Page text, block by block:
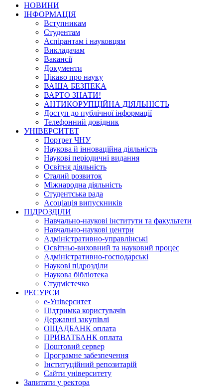
НОВИНИ
ІНФОРМАЦІЯ
Вступникам
Студентам
Аспірантам і науковцям
Викладачам
Вакансії
Документи
Цікаво про науку
ВАША БЕЗПЕКА
ВАРТО ЗНАТИ!
АНТИКОРУПЦІЙНА ДІЯЛЬНІСТЬ
Доступ до публічної інформації
Телефонний довідник
УНІВЕРСИТЕТ
Портрет ЧНУ
Наукова й інноваційна діяльність
Наукові періодичні видання
Освітня діяльність
Сталий розвиток
Міжнародна діяльність
Студентська рада
Асоціація випускників
ПІДРОЗДІЛИ
Навчально-наукові інститути та факультети
Навчально-наукові центри
Адміністративно-управлінські
Освітньо-виховний та науковий процес
Адміністративно-господарські
Наукові підрозділи
Наукова бібліотека
Студмістечко
РЕСУРСИ
е-Університет
Підтримка користувачів
Державні закупівлі
ОЩАДБАНК оплата
ПРИВАТБАНК оплата
Поштовий сервер
Програмне забезпечення
Інституційний репозитарій
Сайти університету
Запитати у ректора